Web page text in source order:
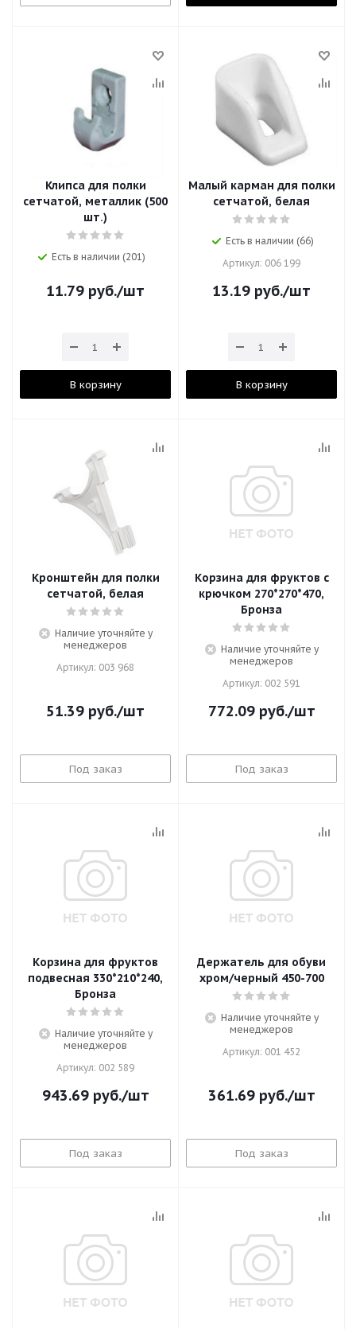
Клипса для полки
сетчатой, металлик (500
шт.)
Есть в наличии (201)
11.79 руб./шт
В корзину
Малый карман для полки
сетчатой, белая
Есть в наличии (66)
Артикул: 006 199
13.19 руб./шт
В корзину
Кронштейн для полки
сетчатой, белая
Наличие уточняйте у
менеджеров
Артикул: 003 968
51.39 руб./шт
Под заказ
Корзина для фруктов с
крючком 270*270*470,
Бронза
Наличие уточняйте у
менеджеров
Артикул: 002 591
772.09руб./шт
Под заказ
Корзина для фруктов
подвесная 330*210*240,
Бронза
Наличие уточняйте у
менеджеров
Артикул: 002 589
943.69руб./шт
Под заказ
Держатель для обуви
хром/черный 450-700
Наличие уточняйте у
менеджеров
Артикул: 001 452
361.69руб./шт
Под заказ